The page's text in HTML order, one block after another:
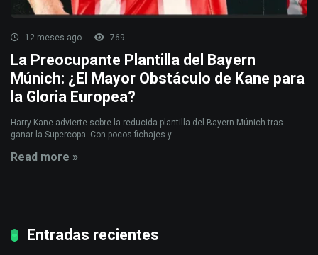
12 meses ago 769
La Preocupante Plantilla del Bayern
Múnich: ¿El Mayor Obstáculo de Kane para
la Gloria Europea?
Harry Kane advierte sobre la reducida plantilla del Bayern Múnich tras
ganar la Supercopa. Con pocos fichajes y ...
Read more »
Entradas recientes